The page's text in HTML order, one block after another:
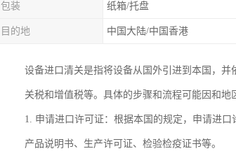
包装 纸箱/托盘
目的地 中国大陆/中国香港
设备进口清关是指将设备从国外引进到本国，
关税和增值税等。具体的步骤和流程可能因和
1. 申请进口许可证：根据本国的规定，申请进
产品说明书、生产许可证、检验检疫证书等。